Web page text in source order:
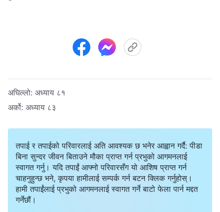
अघिल्लो: अध्याय ८१
अर्को: अध्याय ८३
तपाई र तपाईको परिवारलाई अति आवश्यक छ भनेर आह्वान गर्दै: पीडा
बिना सुन्दर जीवन बिताउने मौका प्राप्त गर्न प्रभुको आगमनलाई
स्वागत गर्नु। यदि तपाईं आफ्नो परिवारसँग यो आशिष प्राप्त गर्न
चाहनुहुन्छ भने, कृपया हामीलाई सम्पर्क गर्न बटन क्लिक गर्नुहोस्।
हामी तपाईंलाई प्रभुको आगमनलाई स्वागत गर्ने बाटो फेला पार्न मद्दत
गर्नेछौं।